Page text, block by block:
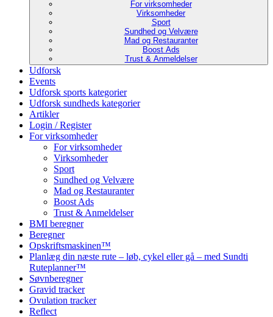
For virksomheder
Virksomheder
Sport
Sundhed og Velvære
Mad og Restauranter
Boost Ads
Trust & Anmeldelser
Udforsk
Events
Udforsk sports kategorier
Udforsk sundheds kategorier
Artikler
Login / Register
For virksomheder
For virksomheder
Virksomheder
Sport
Sundhed og Velvære
Mad og Restauranter
Boost Ads
Trust & Anmeldelser
BMI beregner
Beregner
Opskriftsmaskinen™
Planlæg din næste rute – løb, cykel eller gå – med Sundti
Ruteplanner™
Søvnberegner
Gravid tracker
Ovulation tracker
Reflect